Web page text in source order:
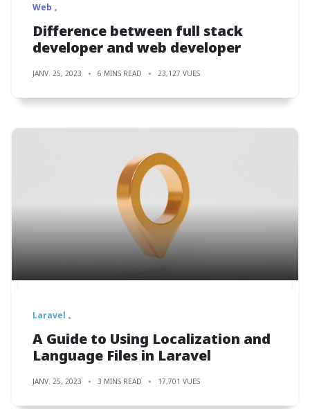
Web
Difference between full stack
developer and web developer
JANV. 25, 2023 6 MINS READ 23,127 VUES
Laravel
A Guide to Using Localization and
Language Files in Laravel
JANV. 25, 2023 3 MINS READ 17,701 VUES